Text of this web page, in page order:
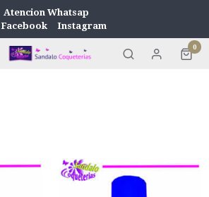
Atencion Whatsap
Facebook
Instagram
0